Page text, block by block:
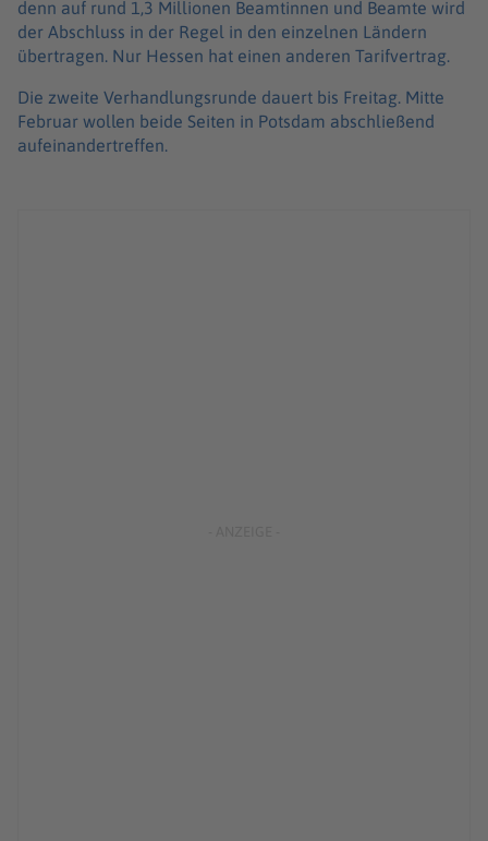
denn auf rund 1,3 Millionen Beamtinnen und Beamte wird
der Abschluss in der Regel in den einzelnen Ländern
übertragen. Nur Hessen hat einen anderen Tarifvertrag.
Die zweite Verhandlungsrunde dauert bis Freitag. Mitte
Februar wollen beide Seiten in Potsdam abschließend
aufeinandertreffen.